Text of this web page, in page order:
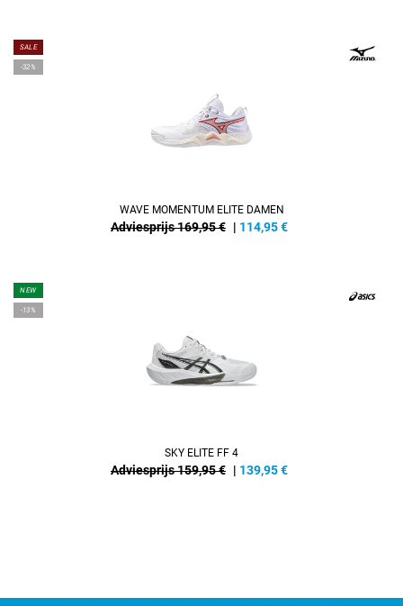
SALE
-32%
WAVE MOMENTUM ELITE DAMEN
Adviesprijs 169,95 € | 114,95€
NEW
-13%
SKY ELITE FF 4
Adviesprijs 159,95 € | 139,95€